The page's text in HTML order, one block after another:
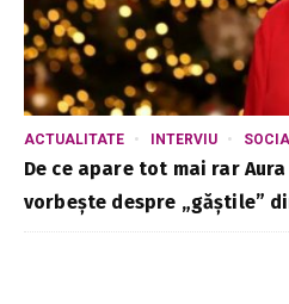
ACTUALITATE INTERVIU
De ce apare tot mai rar
vorbește despre „găștile”